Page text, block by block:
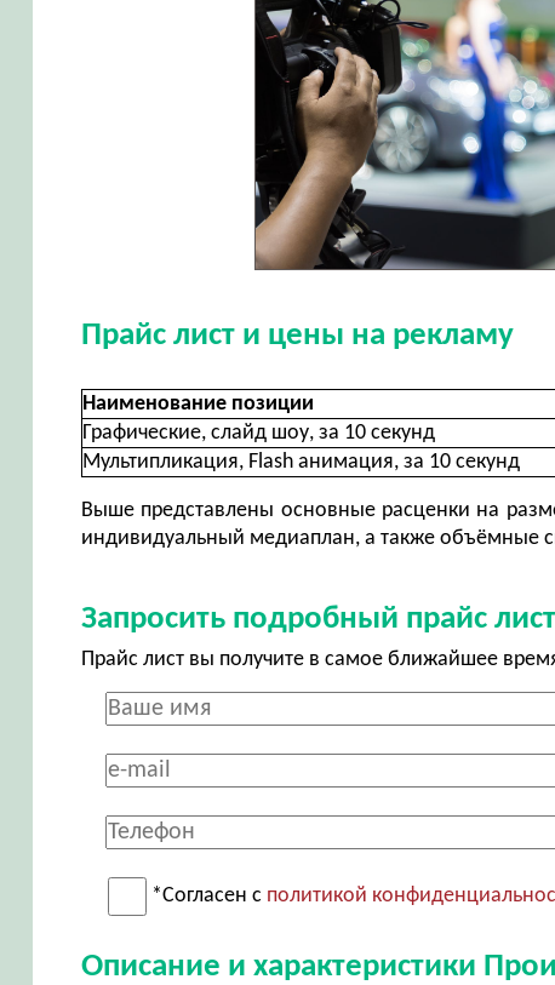
Прайс лист и цены на рекламу
Наименование позиции
Графические, слайд шоу, за 10 секунд
Мультипликация, Flash анимация, за 10 секунд
Выше представлены основные расценки на
индивидуальный медиаплан, а также объёмные
Запросить подробный прайс лист
Прайс лист вы получите в самое ближайшее
*Согласен с политикой
Описание и характеристики